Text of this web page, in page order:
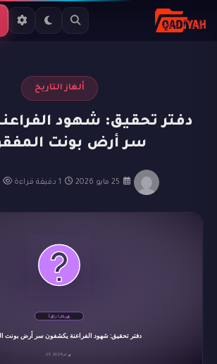
الرئيسية المدونة
ألغاز التاريخ
دفتر تحقيق: شهود الفراعنة يكشفون سر أرض بونت
ألغاز التاريخ
دفتر تحقيق: شهود
سر أرض بونت